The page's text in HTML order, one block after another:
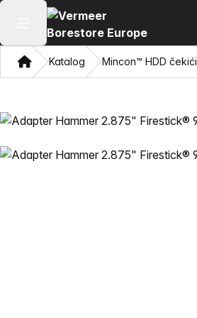
Otvori glavni meni
DomKatalog Mincon™ HDD čekići